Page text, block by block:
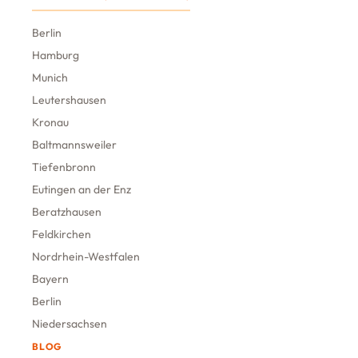
Berlin
Hamburg
Munich
Leutershausen
Kronau
Baltmannsweiler
Tiefenbronn
Eutingen an der Enz
Beratzhausen
Feldkirchen
Nordrhein-Westfalen
Bayern
Berlin
Niedersachsen
BLOG